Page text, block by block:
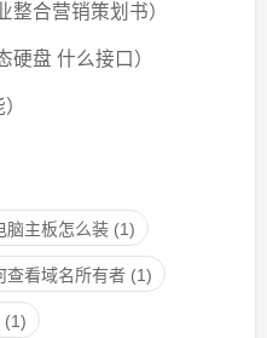
整合营销策划书）
硬盘 什么接口）
脑主板怎么装(1)
查看域名所有者(1)
(1)